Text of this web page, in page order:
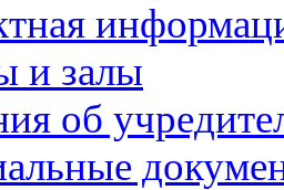
и залы
об